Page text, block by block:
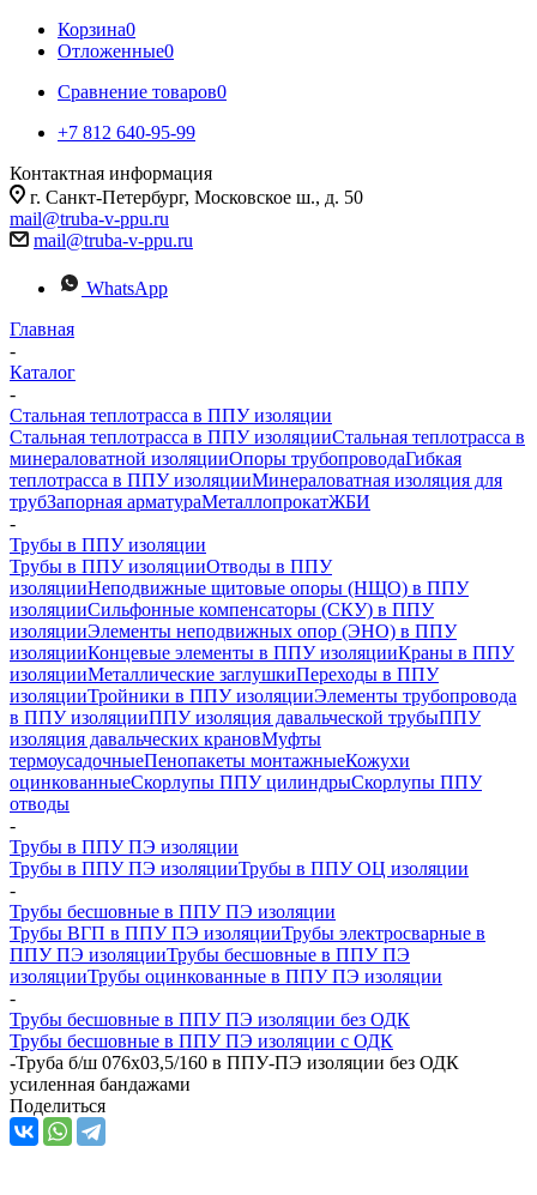
Корзина0
Отложенные0
Сравнение товаров0
+7 812 640-95-99
Контактная информация
г. Санкт-Петербург, Московское ш., д. 50
mail@truba-v-ppu.ru
mail@truba-v-ppu.ru
WhatsApp
Главная
-
Каталог
-
Стальная теплотрасса в ППУ изоляции
Стальная теплотрасса в ППУ изоляцииСтальная теплотрасса в
минераловатной изоляцииОпоры трубопроводаГибкая
теплотрасса в ППУ изоляцииМинераловатная изоляция для
трубЗапорная арматураМеталлопрокатЖБИ
-
Трубы в ППУ изоляции
Трубы в ППУ изоляцииОтводы в ППУ
изоляцииНеподвижные щитовые опоры (НЩО) в ППУ
изоляцииCильфонные компенсаторы (СКУ) в ППУ
изоляцииЭлементы неподвижных опор (ЭНО) в ППУ
изоляцииКонцевые элементы в ППУ изоляцииКраны в ППУ
изоляцииМеталлические заглушкиПереходы в ППУ
изоляцииТройники в ППУ изоляцииЭлементы трубопровода
в ППУ изоляцииППУ изоляция давальческой трубыППУ
изоляция давальческих крановМуфты
термоусадочныеПенопакеты монтажныеКожухи
оцинкованныеСкорлупы ППУ цилиндрыСкорлупы ППУ
отводы
-
Трубы в ППУ ПЭ изоляции
Трубы в ППУ ПЭ изоляцииТрубы в ППУ ОЦ изоляции
-
Трубы бесшовные в ППУ ПЭ изоляции
Трубы ВГП в ППУ ПЭ изоляцииТрубы электросварные в
ППУ ПЭ изоляцииТрубы бесшовные в ППУ ПЭ
изоляцииТрубы оцинкованные в ППУ ПЭ изоляции
-
Трубы бесшовные в ППУ ПЭ изоляции без ОДК
Трубы бесшовные в ППУ ПЭ изоляции с ОДК
-Труба б/ш 076х03,5/160 в ППУ-ПЭ изоляции без ОДК
усиленная бандажами
Поделиться